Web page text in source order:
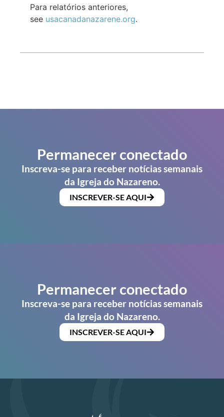
Para relatórios anteriores,
see usacanadanazarene.org.
Permanecer conectado
Inscreva-se para receber notícias semanais
da Igreja do Nazareno.
INSCREVER-SE AQUI
Permanecer conectado
Inscreva-se para receber notícias semanais
da Igreja do Nazareno.
INSCREVER-SE AQUI